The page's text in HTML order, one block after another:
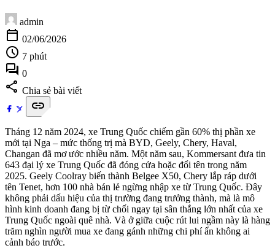
admin
calendar_today 02/06/2026
schedule 7 phút
forum 0
share Chia sẻ bài viết
link
Tháng 12 năm 2024, xe Trung Quốc chiếm gần 60% thị phần xe
mới tại Nga – mức thống trị mà BYD, Geely, Chery, Haval,
Changan đã mơ ước nhiều năm. Một năm sau, Kommersant đưa tin
643 đại lý xe Trung Quốc đã đóng cửa hoặc đổi tên trong năm
2025. Geely Coolray biến thành Belgee X50, Chery lắp ráp dưới
tên Tenet, hơn 100 nhà bán lẻ ngừng nhập xe từ Trung Quốc. Đây
không phải dấu hiệu của thị trường đang trưởng thành, mà là mô
hình kinh doanh đang bị từ chối ngay tại sân thắng lớn nhất của xe
Trung Quốc ngoài quê nhà. Và ở giữa cuộc rút lui ngầm này là hàng
trăm nghìn người mua xe đang gánh những chi phí ẩn không ai
cảnh báo trước.